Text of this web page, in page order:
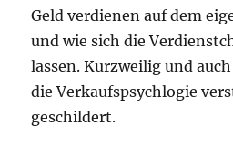
Geld verdienen auf dem
und wie sich die
lassen. Kurzweilig und
die Verkaufspsychlogie
geschildert.